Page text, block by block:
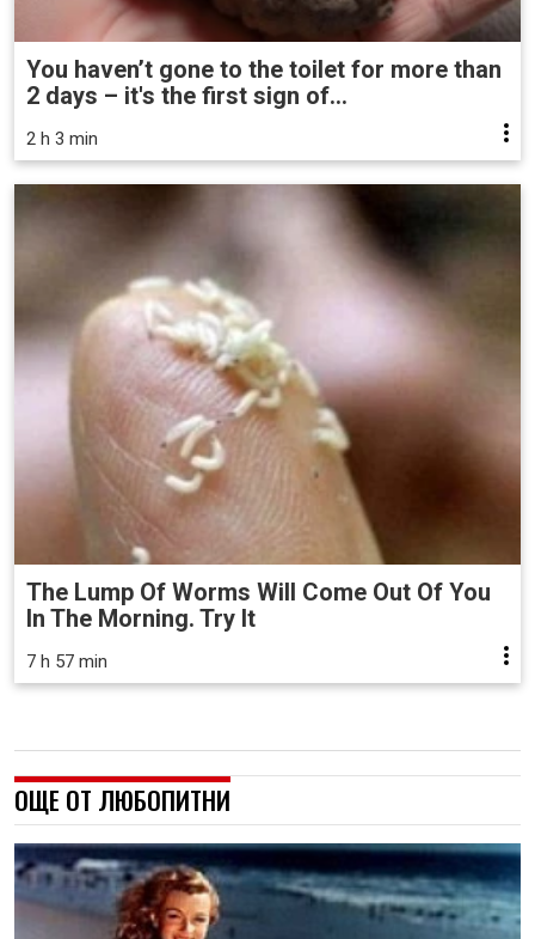
You haven’t gone to the toilet for more than
2 days – it's the first sign of...
2 h 3 min
The Lump Of Worms Will Come Out Of You
In The Morning. Try It
7 h 57 min
ОЩЕ ОТ ЛЮБОПИТНИ